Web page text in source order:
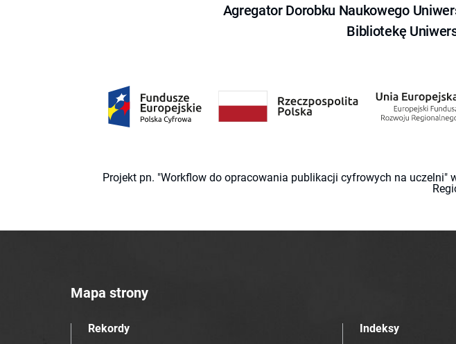
Agregator Dorobku Naukowego
Bibliotekę
Projekt pn. "Workflow do opracowania publikacji cyfrowych na uczelni"
Mapa strony
Rekordy
Indeksy